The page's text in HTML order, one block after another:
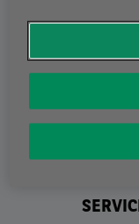
Hos Arval